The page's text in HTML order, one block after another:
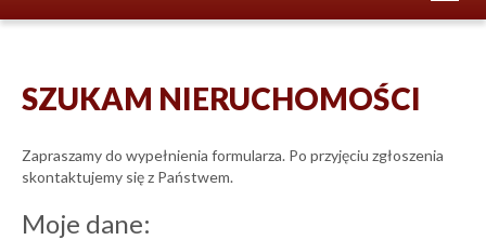
SZUKAM NIERUCHOMOŚCI
Zapraszamy do wypełnienia formularza. Po przyjęciu zgłoszenia
skontaktujemy się z Państwem.
Moje dane: